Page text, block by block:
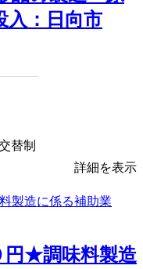
入：日向市
替制
詳細を表示
★調味料製造